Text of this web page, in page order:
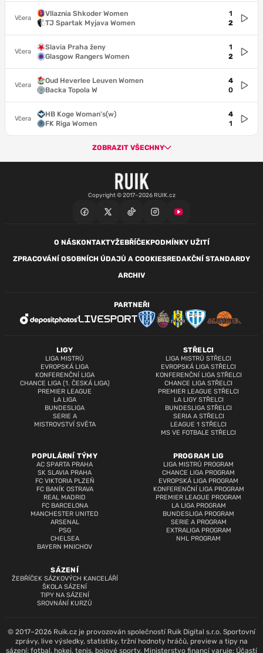
Včera
Vllaznia Shkoder Women
TJ Spartak Myjava Women
1
2
Včera
Slavia Praha ženy
Glasgow Rangers Women
1
2
Včera
Oud Heverlee Leuven Women
Backa Topola W
4
0
Včera
HB Koge Woman's(w)
FK Riga Women
4
1
ZOBRAZIT VŠECHNY
Copyright © 2017–2026 RUIK.cz
O NÁSKONTAKTYŽEBŘÍČEKPODMÍNKY UŽITÍ
ZPRACOVÁNÍ OSOBNÍCH ÚDAJŮ A COOKIESREDAKČNÍ STANDARDY
ARCHIV
LIGY
LIGA MISTRŮ
EVROPSKÁ LIGA
KONFERENČNÍ LIGA
CHANCE LIGA (1. ČESKÁ LIGA)
PREMIER LEAGUE
LA LIGA
BUNDESLIGA
SERIE A
MISTROVSTVÍ SVĚTA
STŘELCI
LIGA MISTRŮ STŘELCI
EVROPSKÁ LIGA STŘELCI
KONFERENČNÍ LIGA STŘELCI
CHANCE LIGA STŘELCI
PREMIER LEAGUE STŘELCI
LA LIGY STŘELCI
BUNDESLIGA STŘELCI
SERIA A STŘELCI
LEAGUE 1 STŘELCI
MS VE FOTBALE STŘELCI
POPULÁRNÍ TÝMY
AC SPARTA PRAHA
SK SLAVIA PRAHA
FC VIKTORIA PLZEŇ
FC BANÍK OSTRAVA
REAL MADRID
FC BARCELONA
MANCHESTER UNITED
ARSENAL
PSG
CHELSEA
BAYERN MNICHOV
PROGRAM LIG
LIGA MISTRŮ PROGRAM
CHANCE LIGA PROGRAM
EVROPSKÁ LIGA PROGRAM
KONFERENČNÍ LIGA PROGRAM
PREMIER LEAGUE PROGRAM
LA LIGA PROGRAM
BUNDESLIGA PROGRAM
SERIE A PROGRAM
EXTRALIGA PROGRAM
NHL PROGRAM
SÁZENÍ
ŽEBŘÍČEK SÁZKOVÝCH KANCELÁŘÍ
ŠKOLA SÁZENÍ
TIPY NA SÁZENÍ
SROVNÁNÍ KURZŮ
PARTNEŘI
© 2017–2026 Ruik.cz je provozován společností Ruik Digital s.r.o. Sportovní
zprávy, live výsledky, statistiky, tržní hodnoty hráčů, preview a tipy na
sázení: fotbal, hokej, tenis, bojové sporty. Ministerstvo financí varuje: Účastí